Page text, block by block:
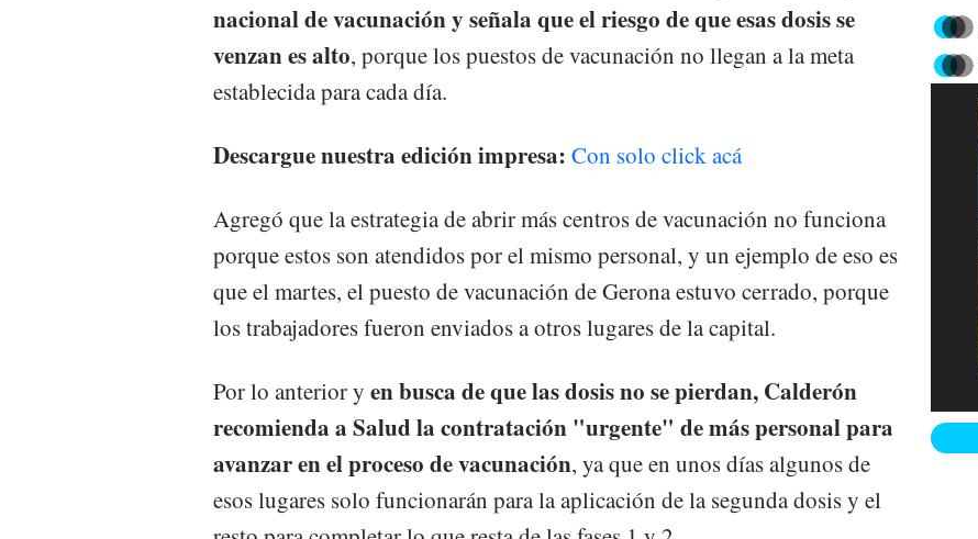
nacional de vacunación y señala que el riesgo de que esas dosis se
venzan es alto, porque los puestos de vacunación no llegan a la meta
establecida para cada día.
Descargue nuestra edición impresa: Con solo click acá
Agregó que la estrategia de abrir más centros de vacunación no funciona
porque estos son atendidos por el mismo personal, y un ejemplo de eso es
que el martes, el puesto de vacunación de Gerona estuvo cerrado, porque
los trabajadores fueron enviados a otros lugares de la capital.
Por lo anterior y en busca de que las dosis no se pierdan, Calderón
recomienda a Salud la contratación "urgente" de más personal para
avanzar en el proceso de vacunación, ya que en unos días algunos de
esos lugares solo funcionarán para la aplicación de la segunda dosis y el